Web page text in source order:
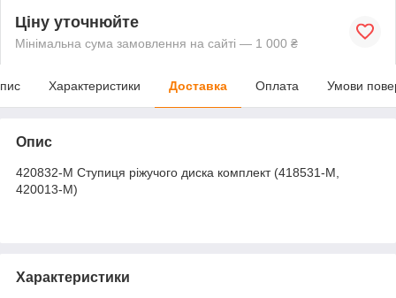
Ціну уточнюйте
Мінімальна сума замовлення на сайті — 1 000 ₴
Характеристики Доставка Оплата Умови
Опис
420832-M Ступиця ріжучого диска комплект (418531-M,
420013-M)
Характеристики